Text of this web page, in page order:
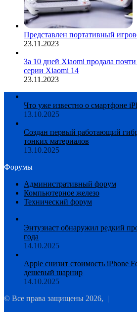
Представлен портативный
23.11.2023
За 10 дней Xiaomi продала
серии Xiaomi 14
23.11.2023
Что уже известно о смартфоне
13.10.2025
Создан первый работающий
тонких материалов
13.10.2025
Форумы
Административный форум
Компьютерное железо
Технический форум
Энтузиаст обнаружил редкий
года
14.10.2025
Apple снизит стоимость iPhone
дешевый шарнир
14.10.2025
© Все права защищены 2026, |